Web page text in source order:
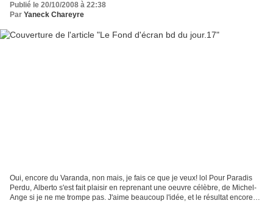
Publié le 20/10/2008 à 22:38
Par Yaneck Chareyre
Oui, encore du Varanda, non mais, je fais ce que je veux! lol Pour Paradis
Perdu, Alberto s'est fait plaisir en reprenant une oeuvre célèbre, de Michel-
Ange si je ne me trompe pas. J'aime beaucoup l'idée, et le résultat encore